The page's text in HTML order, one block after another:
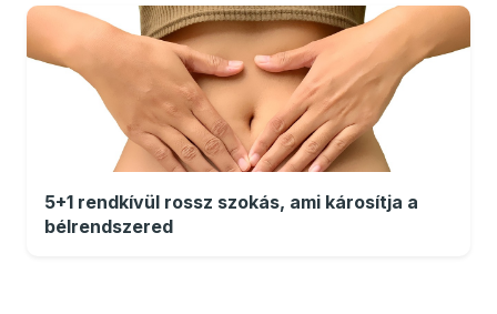
5+1 rendkívül rossz szokás, ami károsítja a
bélrendszered